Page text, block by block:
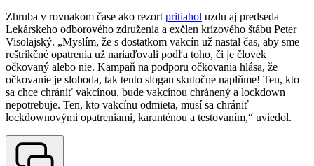
Zhruba v rovnakom čase ako rezort pritiahol uzdu aj predseda
Lekárskeho odborového združenia a exčlen krízového štábu Peter
Visolajský. „Myslím, že s dostatkom vakcín už nastal čas, aby sme
reštrikčné opatrenia už nariaďovali podľa toho, či je človek
očkovaný alebo nie. Kampaň na podporu očkovania hlása, že
očkovanie je sloboda, tak tento slogan skutočne naplňme! Ten, kto
sa chce chrániť vakcínou, bude vakcínou chránený a lockdown
nepotrebuje. Ten, kto vakcínu odmieta, musí sa chrániť
lockdownovými opatreniami, karanténou a testovaním,“ uviedol.